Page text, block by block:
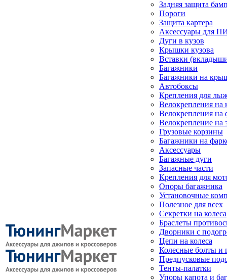
Задняя защита
Пороги
Защита картера
Аксессуары для
Дуги в кузов
Крышки кузова
Вставки
Багажники
Багажники на
Автобоксы
Крепления для
Велокрепления
Велокрепления на
Велокрепление на
Грузовые корзины
Багажники на
Аксессуары
Багажные дуги
Запасные части
Крепления для
Опоры багажника
Установочные
Полезное для всех
Секретки на колеса
Браслеты
Дворники с
Цепи на колеса
Колесные болты и
Предпусковые
Тенты-палатки
Упоры капота и